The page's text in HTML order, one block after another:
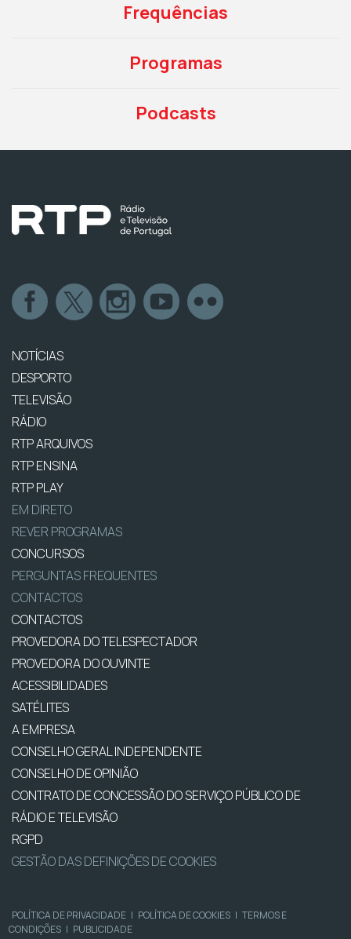
Frequências
Programas
Podcasts
NOTÍCIAS
DESPORTO
TELEVISÃO
RÁDIO
RTP ARQUIVOS
RTP ENSINA
RTP PLAY
EM DIRETO
REVER PROGRAMAS
CONCURSOS
PERGUNTAS FREQUENTES
CONTACTOS
CONTACTOS
PROVEDORA DO TELESPECTADOR
PROVEDORA DO OUVINTE
ACESSIBILIDADES
SATÉLITES
A EMPRESA
CONSELHO GERAL INDEPENDENTE
CONSELHO DE OPINIÃO
CONTRATO DE CONCESSÃO DO SERVIÇO PÚBLICO DE
RÁDIO E TELEVISÃO
RGPD
GESTÃO DAS DEFINIÇÕES DE COOKIES
POLÍTICA DE PRIVACIDADE | POLÍTICA DE COOKIES | TERMOS E
CONDIÇÕES | PUBLICIDADE